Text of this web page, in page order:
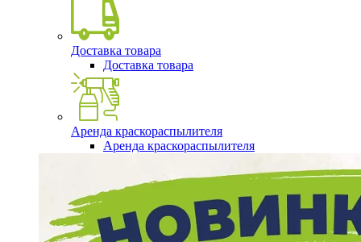
Доставка товара
Доставка товара
Аренда краскораспылителя
Аренда краскораспылителя